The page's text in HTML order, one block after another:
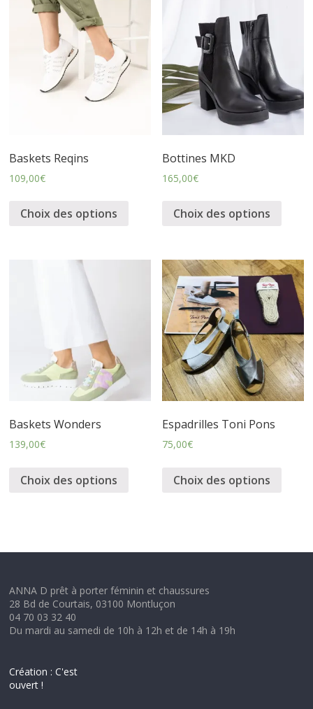
s
u
r
Baskets Reqins
109,00€
Choix des options
Bottines MKD
165,00€
Choix des options
Baskets Wonders
139,00€
Choix des options
Espadrilles Toni Pons
75,00€
Choix des options
ANNA D prêt à porter féminin et chaussures
28 Bd de Courtais, 03100 Montluçon
04 70 03 32 40
Du mardi au samedi de 10h à 12h et de 14h à 19h
Création : C'est
ouvert !